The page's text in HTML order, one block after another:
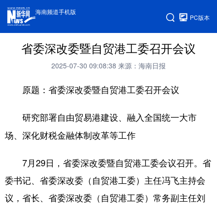
海南频道手机版
PC版本
省委深改委暨自贸港工委召开会议
2025-07-30 09:08:38 来源：海南日报
原题：省委深改委暨自贸港工委召开会议
研究部署自由贸易港建设、融入全国统一大市
场、深化财税金融体制改革等工作
7月29日，省委深改委暨自贸港工委会议召开。省
委书记、省委深改委（自贸港工委）主任冯飞主持会
议，省长、省委深改委（自贸港工委）常务副主任刘